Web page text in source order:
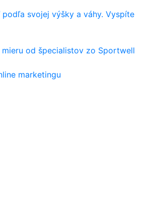
svojej výšky a váhy. Vyspíte
od špecialistov zo Sportwell
marketingu